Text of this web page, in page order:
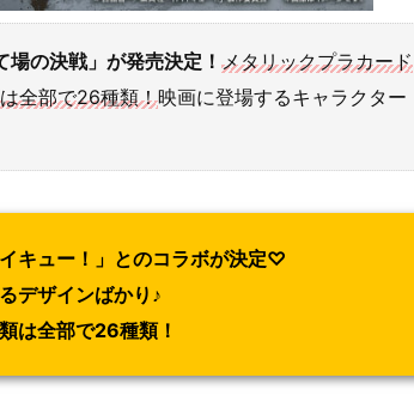
の決戦」が発売決定！ メタリックプラカード
全部で26種類！映画に登場するキャラクター
キュー！」とのコラボが決定♡
デザインばかり♪
は全部で26種類！